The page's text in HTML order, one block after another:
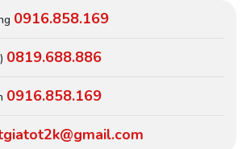
0916.858.169
0819.688.886
0916.858.169